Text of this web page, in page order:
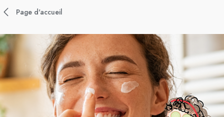
Page d'accueil